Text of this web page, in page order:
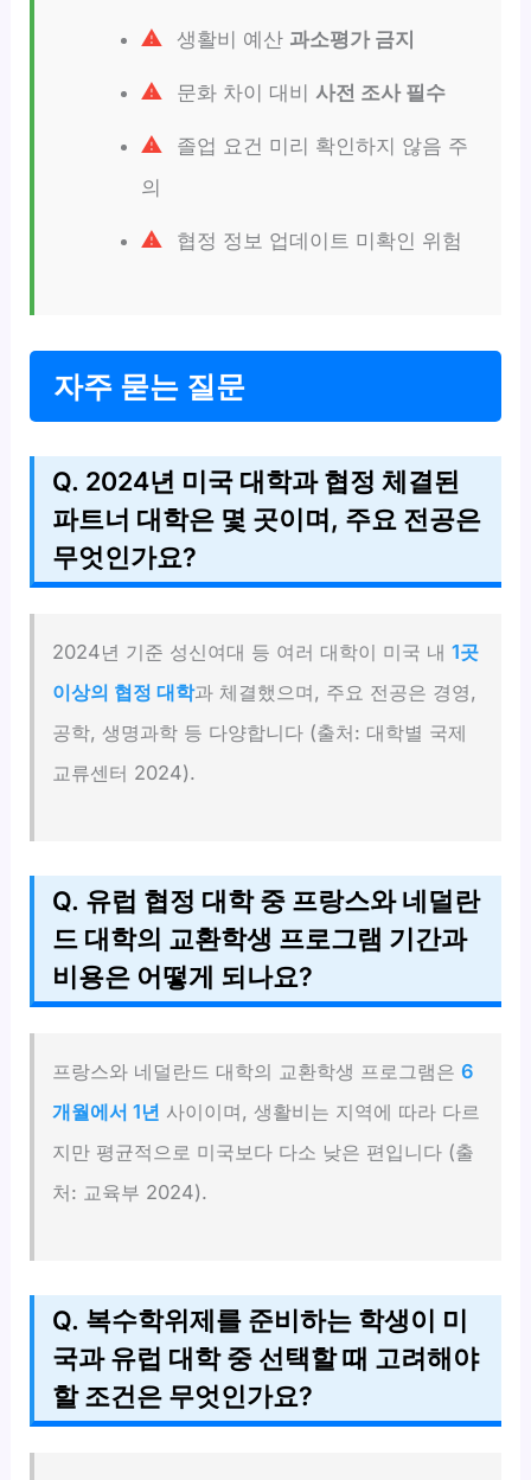
생활비 예산 과소평가 금지
문화 차이 대비 사전 조사 필수
졸업 요건 미리 확인하지 않음 주
의
협정 정보 업데이트 미확인 위험
자주 묻는 질문
Q. 2024년 미국 대학과 협정 체결된
파트너 대학은 몇 곳이며, 주요 전공은
무엇인가요?
2024년 기준 성신여대 등 여러 대학이 미국 내1곳
이상의 협정 대학과 체결했으며, 주요 전공은 경영,
공학, 생명과학 등 다양합니다 (출처: 대학별 국제
교류센터 2024).
Q. 유럽 협정 대학 중 프랑스와 네덜란
드 대학의 교환학생 프로그램 기간과
비용은 어떻게 되나요?
프랑스와 네덜란드 대학의 교환학생 프로그램은6
개월에서 1년 사이이며, 생활비는 지역에 따라 다르
지만 평균적으로 미국보다 다소 낮은 편입니다 (출
처: 교육부 2024).
Q. 복수학위제를 준비하는 학생이 미
국과 유럽 대학 중 선택할 때 고려해야
할 조건은 무엇인가요?